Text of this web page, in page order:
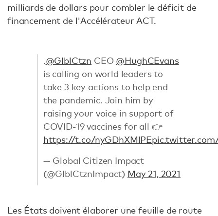
milliards de dollars pour combler le déficit de
financement de l'Accélérateur ACT.
.@GlblCtzn CEO @HughCEvans
is calling on world leaders to
take 3 key actions to help end
the pandemic. Join him by
raising your voice in support of
COVID-19 vaccines for all 👉
https://t.co/nyGDhXMlPE
— Global Citizen Impact
(@GlblCtznImpact) May 21, 2021
Les États doivent élaborer une feuille de route